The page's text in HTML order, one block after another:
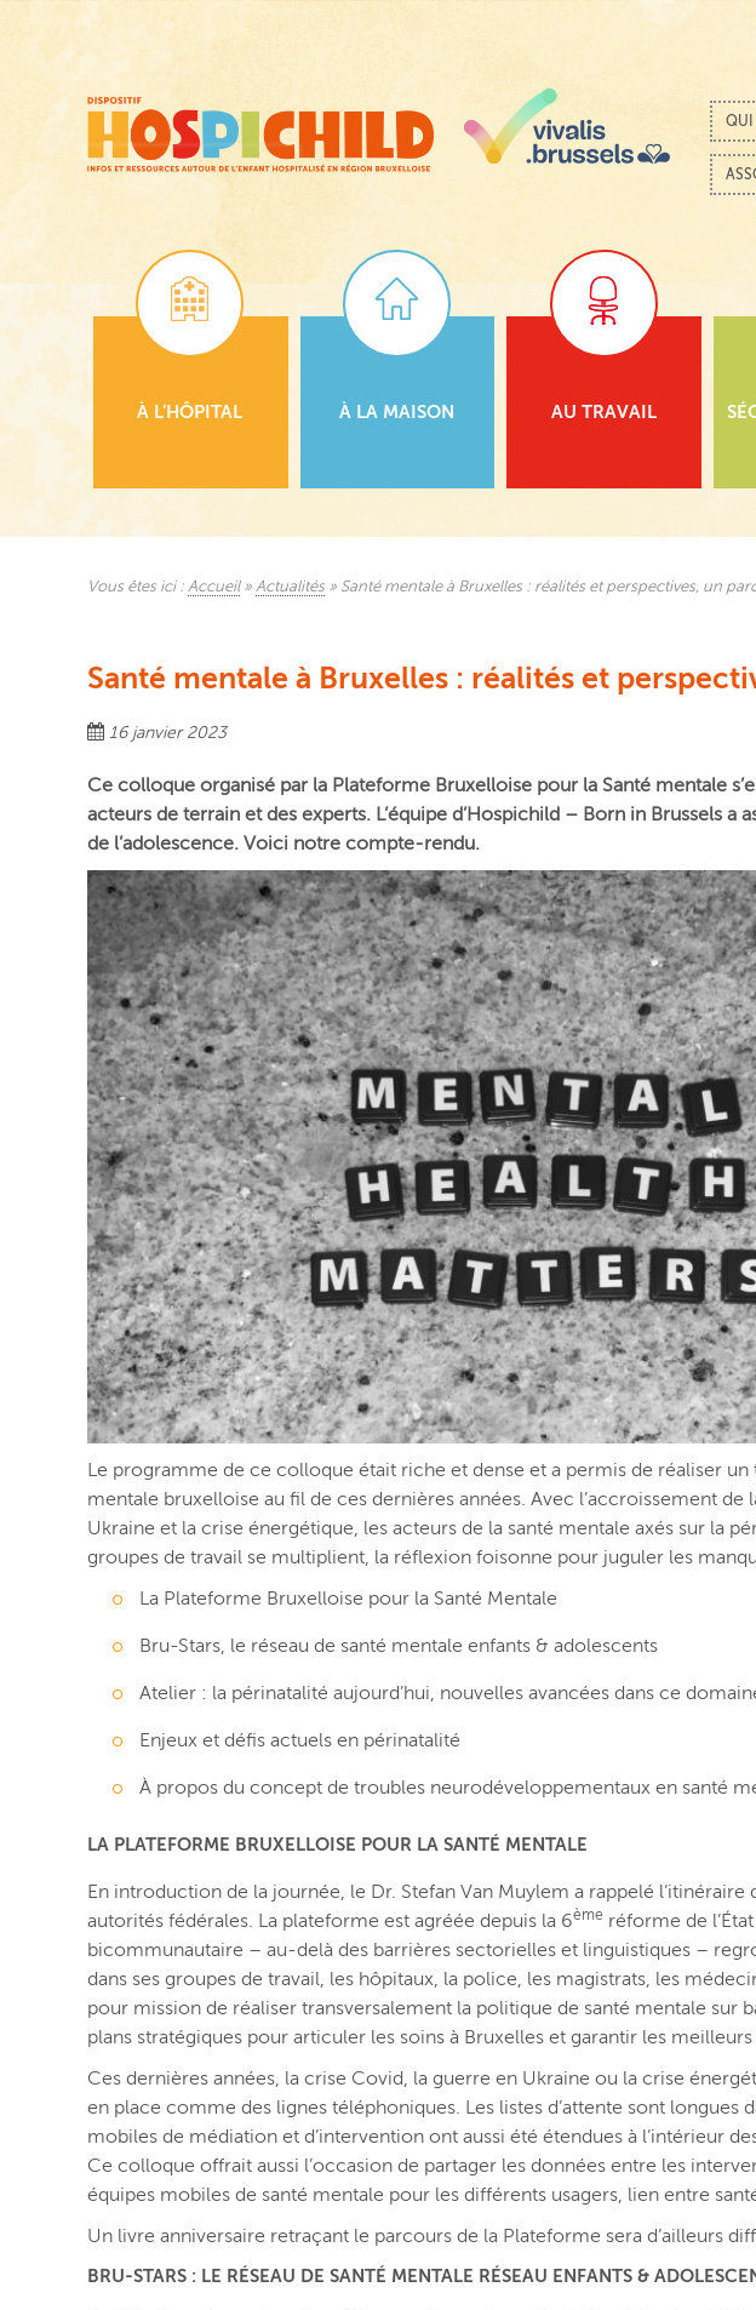
principal
Menu
QUI
À L’HÔPITAL À LA MAISON AU TRAVAIL
Vous êtes ici : Accueil» Actualités » Santé mentale à Bruxelles : réalités et perspectives, un
Santé mentale à Bruxelles : réalités et
16 janvier 2023
Ce colloque organisé par la Plateforme Bruxelloise pour la Santé mentale
acteurs de terrain et des experts. L’équipe d’Hospichild – Born in Brussels
de l’adolescence. Voici notre compte-rendu.
Le programme de ce colloque était riche et dense et a permis de réaliser
mentale bruxelloise au fil de ces dernières années. Avec l’accroissement
Ukraine et la crise énergétique, les acteurs de la santé mentale axés sur la
groupes de travail se multiplient, la réflexion foisonne pour juguler les
La Plateforme Bruxelloise pour la Santé Mentale
Bru-Stars, le réseau de santé mentale enfants & adolescents
Atelier : la périnatalité aujourd’hui, nouvelles avancées dans ce
Enjeux et défis actuels en périnatalité
À propos du concept de troubles neurodéveloppementaux en santé
LA PLATEFORME BRUXELLOISE POUR LA SANTÉ MENTALE
En introduction de la journée, le Dr. Stefan Van Muylem a rappelé
autorités fédérales. La plateforme est agréée depuis la 6ème réforme de
bicommunautaire – au-delà des barrières sectorielles et linguistiques –
dans ses groupes de travail, les hôpitaux, la police, les magistrats, les
pour mission de réaliser transversalement la politique de santé mentale
plans stratégiques pour articuler les soins à Bruxelles et garantir les meilleurs
Ces dernières années, la crise Covid, la guerre en Ukraine ou la crise
en place comme des lignes téléphoniques. Les listes d’attente sont longues
mobiles de médiation et d’intervention ont aussi été étendues à l’intérieur
Ce colloque offrait aussi l’occasion de partager les données entre les
équipes mobiles de santé mentale pour les différents usagers, lien entre
Un livre anniversaire retraçant le parcours de la Plateforme sera d’ailleurs
BRU-STARS : LE RÉSEAU DE SANTÉ MENTALE RÉSEAU ENFANTS &